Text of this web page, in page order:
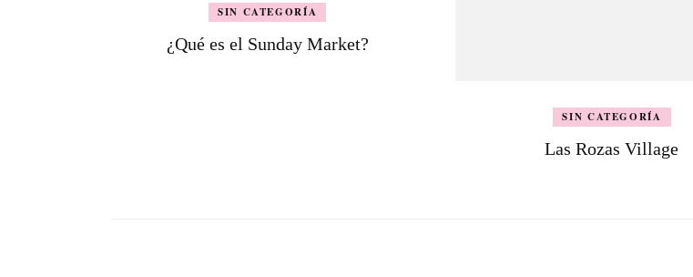
SIN CATEGORÍA
¿Qué es el Sunday Market?
SIN CATEGORÍA
Las Rozas Village